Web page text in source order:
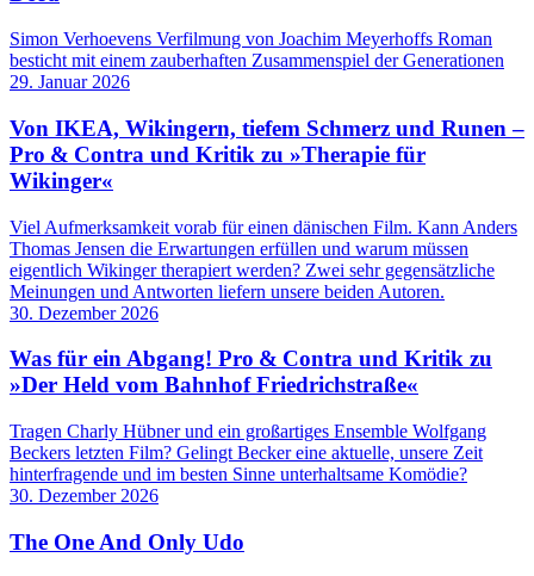
Simon Verhoevens Verfilmung von Joachim Meyerhoffs Roman
besticht mit einem zauberhaften Zusammenspiel der Generationen
29. Januar 2026
Von IKEA, Wikingern, tiefem Schmerz und Runen –
Pro & Contra und Kritik zu »Therapie für
Wikinger«
Viel Aufmerksamkeit vorab für einen dänischen Film. Kann Anders
Thomas Jensen die Erwartungen erfüllen und warum müssen
eigentlich Wikinger therapiert werden? Zwei sehr gegensätzliche
Meinungen und Antworten liefern unsere beiden Autoren.
30. Dezember 2026
Was für ein Abgang! Pro & Contra und Kritik zu
»Der Held vom Bahnhof Friedrichstraße«
Tragen Charly Hübner und ein großartiges Ensemble Wolfgang
Beckers letzten Film? Gelingt Becker eine aktuelle, unsere Zeit
hinterfragende und im besten Sinne unterhaltsame Komödie?
30. Dezember 2026
The One And Only Udo